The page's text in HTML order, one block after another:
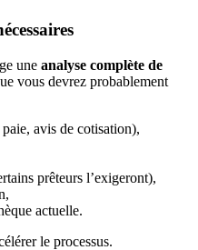
une analyse complète de
vous devrez probablement
avis de cotisation),
prêteurs l’exigeront),
actuelle.
le processus.